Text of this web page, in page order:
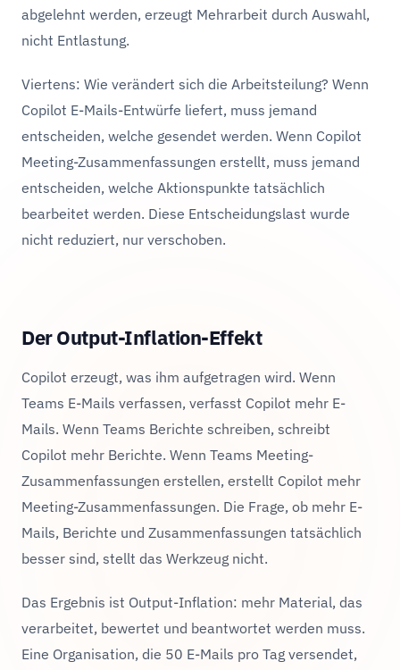
abgelehnt werden, erzeugt Mehrarbeit durch Auswahl,
nicht Entlastung.
Viertens: Wie verändert sich die Arbeitsteilung? Wenn
Copilot E-Mails-Entwürfe liefert, muss jemand
entscheiden, welche gesendet werden. Wenn Copilot
Meeting-Zusammenfassungen erstellt, muss jemand
entscheiden, welche Aktionspunkte tatsächlich
bearbeitet werden. Diese Entscheidungslast wurde
nicht reduziert, nur verschoben.
Der Output-Inflation-Effekt
Copilot erzeugt, was ihm aufgetragen wird. Wenn
Teams E-Mails verfassen, verfasst Copilot mehr E-
Mails. Wenn Teams Berichte schreiben, schreibt
Copilot mehr Berichte. Wenn Teams Meeting-
Zusammenfassungen erstellen, erstellt Copilot mehr
Meeting-Zusammenfassungen. Die Frage, ob mehr E-
Mails, Berichte und Zusammenfassungen tatsächlich
besser sind, stellt das Werkzeug nicht.
Das Ergebnis ist Output-Inflation: mehr Material, das
verarbeitet, bewertet und beantwortet werden muss.
Eine Organisation, die 50 E-Mails pro Tag versendet,